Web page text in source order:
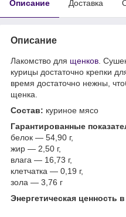
Описание Доставка
Описание
Лакомство для щенков .
курицы достаточно крепки
время достаточно нежны,
щенка.
Состав: куриное мясо
Гарантированные
белок — 54,90 г,
жир — 2,50 г,
влага — 16,73 г,
клетчатка — 0,19 г,
зола — 3,76 г
Энергетическая ценность